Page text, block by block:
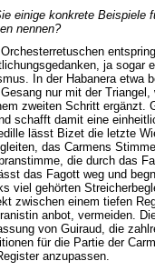
einige konkrete Beispiele
nennen?
ja sogar
In der Habanera etwa
nur mit der Triangel,
zweiten Schritt ergänzt.
schafft damit eine
lässt Bizet die letzte
das Carmens
die durch das
das Fagott weg und
viel gehörten
zwischen einem tiefen
anbot, vermeiden.
von Guiraud, die
für die Partie der
anzupassen.